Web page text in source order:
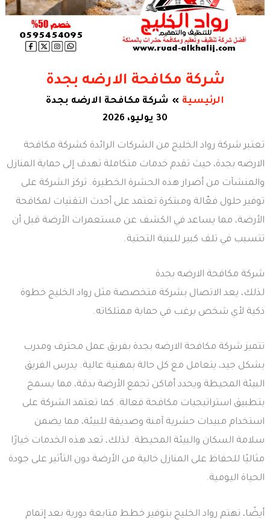
شركة مكافحة الارضه بجدة
الرئيسية
شركة مكافحة الارضه بجدة
30 يوليو، 2026
تعتبر شركة رواد الخليج من الشركات الرائدة كشركة مكافحة
الارضه بجدة، حيث تقدم خدمات متكاملة تهدف إلى حماية المنازل
والمنشآت من أضرار هذه الحشرة الخطيرة. تركز الشركة على
توفير حلول فعّالة ومبتكرة تعتمد على أحدث التقنيات لمكافحة
الأرضة، مما يساعد في الكشف عن مستعمرات الأرضة قبل أن
تتسبب في تلف كبير للبنية التحتية.
شركة مكافحة الارضه بجدة
لذلك، يعد الاتصال بشركة متخصصة مثل رواد الخليج خطوة
ذكية لأي شخص يرغب في حماية ممتلكاته.
تتميز شركة مكافحة الارضه بجدة بفريق عمل محترف ومدرب
بشكل جيد، يتعامل مع كل حالة بمهنية عالية. يدرس الفريق
البيئة المحيطة ويحدد أماكن تجمع الأرضة بدقة، مما يسمح
بتطبيق استراتيجيات مكافحة فعالة. كما تعتمد الشركة على
استخدام مبيدات حشرية آمنة وصديقة للبيئة، مما يضمن
سلامة السكان والبيئة المحيطة. لذلك، تعد هذه الخدمات خيارًا
مثاليًا للحفاظ على المنازل خالية من الأرضة دون التأثير على جودة
الحياة اليومية.
أيضًا، تهتم رواد الخليج بتوفير خطط متابعة دورية بعد إتمام